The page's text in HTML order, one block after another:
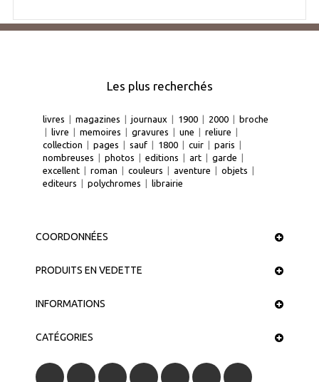
Les plus recherchés
livres | magazines | journaux | 1900 | 2000 | broche
| livre | memoires | gravures | une | reliure |
collection | pages | sauf | 1800 | cuir | paris |
nombreuses | photos | editions | art | garde |
excellent | roman | couleurs | aventure | objets |
editeurs | polychromes | librairie
COORDONNÉES
PRODUITS EN VEDETTE
INFORMATIONS
CATÉGORIES